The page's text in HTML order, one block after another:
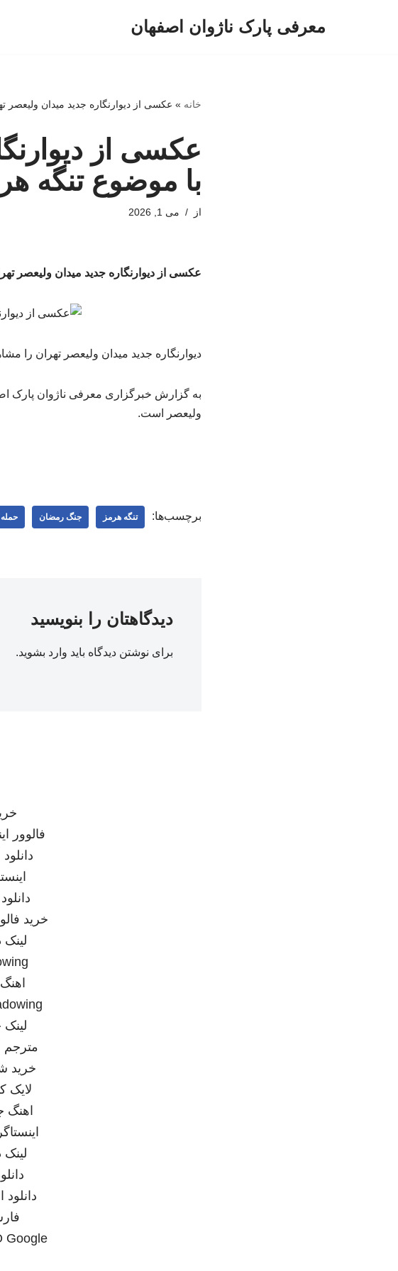
معرفی پارک ناژوان اصفهان
خانه » عکسی از دیوارنگاره جدید میدان ولیعصر
عکسی از
با موضوع تنگه
از می 1, 2026
عکسی از دیوارنگاره جدید میدان ولیعصر
دیوارنگاره جدید میدان ولیعصر تهران را
به گزارش خبرگزاری معرفی ناژوان پارک
ولیعصر است. ‌
برچسب‌ها: تنگه هرمز جنگ رمضان حمله
دیدگاهتان را بنویسید
برای نوشتن دیدگاه باید وارد بشوید.
فالوور
خرید
لینک
لینک
مترجم
خرید
لایک
اهنگ
لینک
Google